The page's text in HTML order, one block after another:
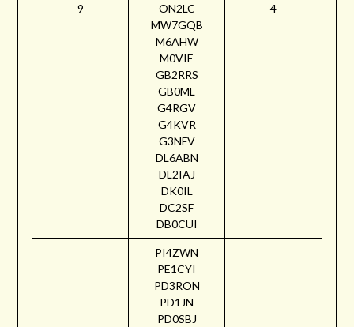
9
ON2LC
MW7GQB
M6AHW
M0VIE
GB2RRS
GB0ML
G4RGV
G4KVR
G3NFV
DL6ABN
DL2IAJ
DK0IL
DC2SF
DB0CUI
4
PI4ZWN
PE1CYI
PD3RON
PD1JN
PD0SBJ